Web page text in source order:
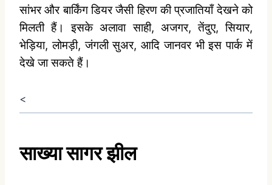
सांभर और बार्किंग डियर जैसी हिरण की प्रजातियाँ देखने को
मिलती हैं। इसके अलावा साही, अजगर, तेंदुए, सियार,
भेड़िया, लोमड़ी, जंगली सुअर, आदि जानवर भी इस पार्क में
देखे जा सकते हैं।
<
साख्यासागरझील